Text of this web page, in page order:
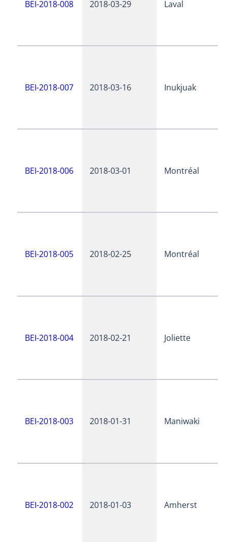
BEI-2018-008 2018-03-29 Laval
BEI-2018-007 2018-03-16 Inukjuak
BEI-2018-006 2018-03-01 Montréal
BEI-2018-005 2018-02-25 Montréal
BEI-2018-004 2018-02-21 Joliette
BEI-2018-003 2018-01-31 Maniwaki
BEI-2018-002 2018-01-03 Amherst